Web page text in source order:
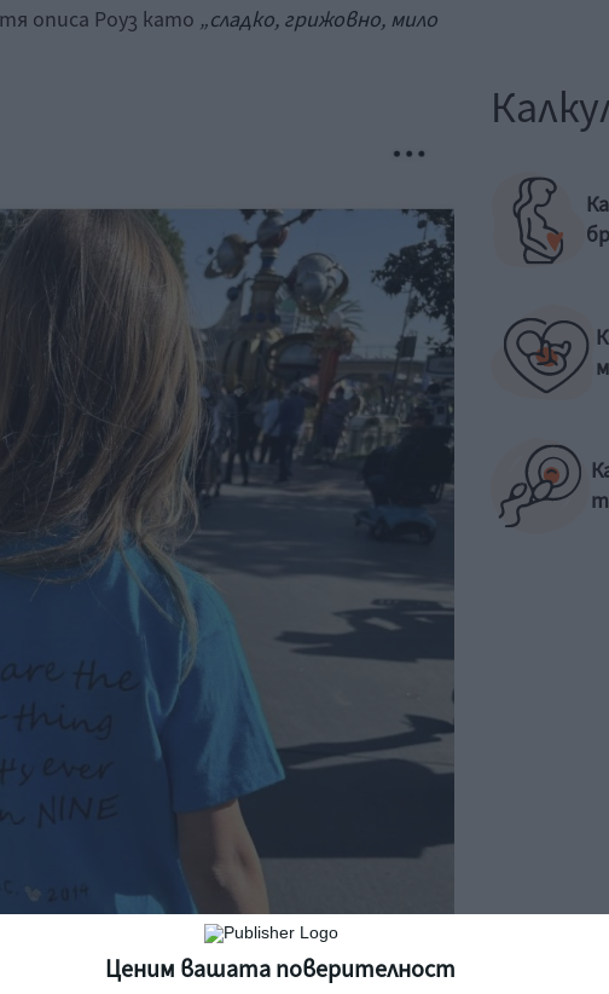
Ценим вашата поверителност
описа Роуз като „сладко, грижовно, мило